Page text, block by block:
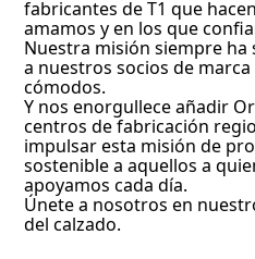
fabricantes de T1 que
amamos y en los que
Nuestra misión siempre ha
a nuestros socios de
cómodos.
Y nos enorgullece añadir
centros de fabricación
impulsar esta misión de
sostenible a aquellos a
apoyamos cada día.
Únete a nosotros en
del calzado.